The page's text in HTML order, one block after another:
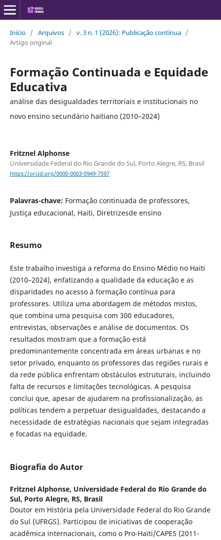
Início / Arquivos / v. 3 n. 1 (2026): Publicação contínua /
Artigo original
Formação Continuada e Equidade
Educativa
análise das desigualdades territoriais e institucionais no
novo ensino secundário haitiano (2010–2024)
Fritznel Alphonse
Universidade Federal do Rio Grande do Sul, Porto Alegre, RS, Brasil
https://orcid.org/0000-0003-0949-7597
Palavras-chave: Formação continuada de professores,
Justiça educacional, Haiti, Diretrizesde ensino
Resumo
Este trabalho investiga a reforma do Ensino Médio no Haiti
(2010–2024), enfatizando a qualidade da educação e as
disparidades no acesso à formação contínua para
professores. Utiliza uma abordagem de métodos mistos,
que combina uma pesquisa com 300 educadores,
entrevistas, observações e análise de documentos. Os
resultados mostram que a formação está
predominantemente concentrada em áreas urbanas e no
setor privado, enquanto os professores das regiões rurais e
da rede pública enfrentam obstáculos estruturais, incluindo
falta de recursos e limitações tecnológicas. A pesquisa
conclui que, apesar de ajudarem na profissionalização, as
políticas tendem a perpetuar desigualdades, destacando a
necessidade de estratégias nacionais que sejam integradas
e focadas na equidade.
Biografia do Autor
Fritznel Alphonse, Universidade Federal do Rio Grande do
Sul, Porto Alegre, RS, Brasil
Doutor em História pela Universidade Federal do Rio Grande
do Sul (UFRGS). Participou de iniciativas de cooperação
acadêmica internacionais, como o Pro-Haïti/CAPES (2011-